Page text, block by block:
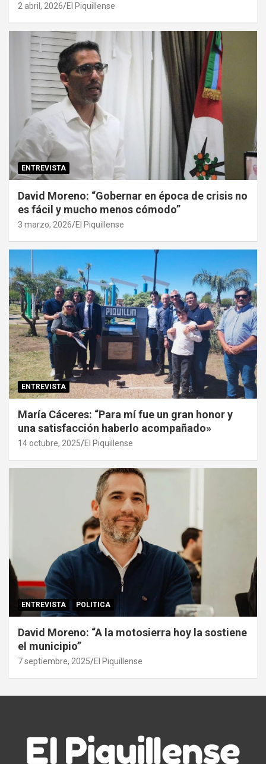
2 abril, 2026 El Piquillense
ENTREVISTA
David Moreno: “Gobernar en época de crisis no
es fácil y mucho menos cómodo”
3 marzo, 2026 El Piquillense
ENTREVISTA
María Cáceres: “Para mí fue un gran honor y
una satisfacción haberlo acompañado»
14 octubre, 2025 El Piquillense
ENTREVISTA POLITICA
David Moreno: “A la motosierra hoy la sostiene
el municipio”
7 septiembre, 2025 El Piquillense